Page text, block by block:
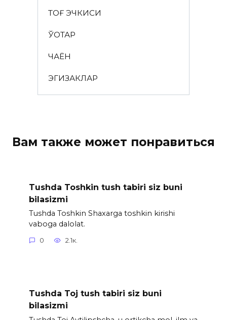
ТОҒ ЭЧКИСИ
ЎҚОТАР
ЧАЁН
ЭГИЗАКЛАР
Вам также может понравиться
Tushda Toshkin tush tabiri siz buni
bilasizmi
Tushda Toshkin Shaxarga toshkin kirishi
vaboga dalolat.
0 2.1к.
Tushda Toj tush tabiri siz buni
bilasizmi